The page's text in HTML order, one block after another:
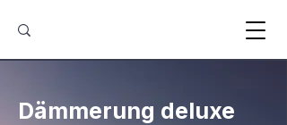
Dämmerung deluxe